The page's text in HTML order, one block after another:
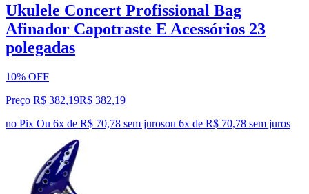
Ukulele Concert Profissional Bag
Afinador Capotraste E Acessórios 23
polegadas
10% OFF
Preço R$ 382,19R$ 382,19
no Pix Ou 6x de R$ 70,78 sem jurosou 6x de R$ 70,78 sem juros